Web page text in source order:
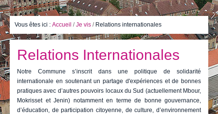
Accueil
Vie politique
Publications
Actualités
Vous êtes ici : Accueil /Je vis / Relations internationales
Relations Internationales
Notre Commune s’inscrit dans une politique de solidarité
internationale en soutenant un partage d'expériences et de bonnes
pratiques avec d’autres pouvoirs locaux du Sud (actuellement Mbour,
Mokrisset et Jenin) notamment en terme de bonne gouvernance,
d’éducation, de participation citoyenne, de culture, d’environnement